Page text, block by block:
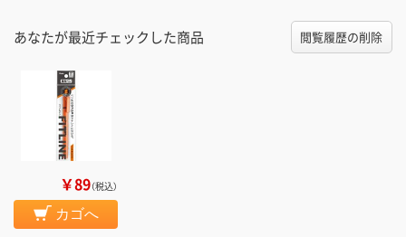
あなたが最近チェックした商品 閲覧履歴の削除
￥89（税込）
カゴへ